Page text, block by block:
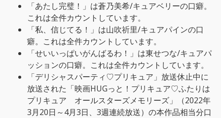
「あたし完璧！」は蒼乃美希/キュアベリーの口癖。
これは全件カウントしています。
「私、信じてる！」は山吹祈里/キュアパインの口
癖。これは全件カウントしています。
「せいいっぱいがんばるわ！」は東せつな/キュアパ
ッションの口癖。これは全件カウントしています。
「デリシャスパーティ♡プリキュア」放送休止中に
放送された「映画HUGっと！プリキュア♡ふたりは
プリキュア オールスターズメモリーズ」（2022年
3月20日～4月3日、3週連続放送）の本作品相当分口